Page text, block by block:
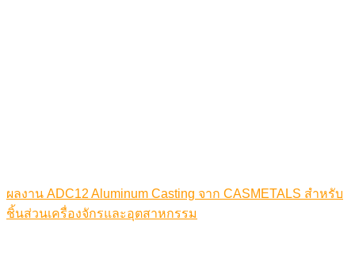
ผลงาน ADC12 Aluminum Casting จาก CASMETALS สำหรับ
ชิ้นส่วนเครื่องจักรและอุตสาหกรรม